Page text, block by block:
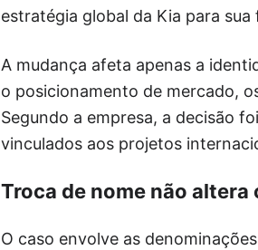
estratégia global da Kia para
A mudança afeta apenas a
o posicionamento de mercado,
Segundo a empresa, a decisão
vinculados aos projetos
Troca de nome não
O caso envolve as